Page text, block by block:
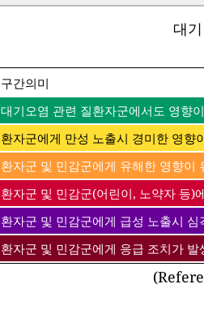
대
구간의미
대기오염 관련 질환자군에서도 영향
환자군에게 만성 노출시 경미한 영향
환자군 및 민감군에게 유해한 영향이
환자군 및 민감군(어린이, 노약자 등)
환자군 및 민감군에게 급성 노출시
환자군 및 민감군에게 응급 조치가